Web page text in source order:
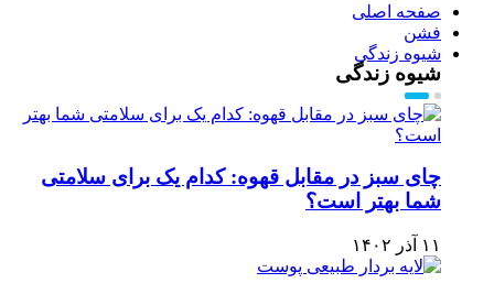
صفحه اصلی
فشن
شیوه زندگی
شیوه زندگی
چای سبز در مقابل قهوه: کدام یک برای سلامتی
شما بهتر است؟
۱۱ آذر ۱۴۰۲